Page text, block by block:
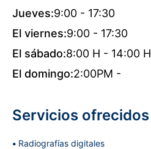
Jueves:9:00 - 17:30
El viernes:9:00 - 17:30
El sábado:8:00 H - 14:00 H
El domingo:2:00PM -
Servicios ofrecidos
Radiografías digitales